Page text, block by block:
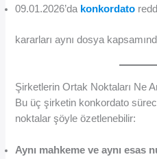
09.01.2026’da konkordato
kararları aynı dosya
Şirketlerin Ortak Noktaları Ne
Bu üç şirketin konkordato
noktalar şöyle özetlenebilir:
Aynı mahkeme ve aynı esas